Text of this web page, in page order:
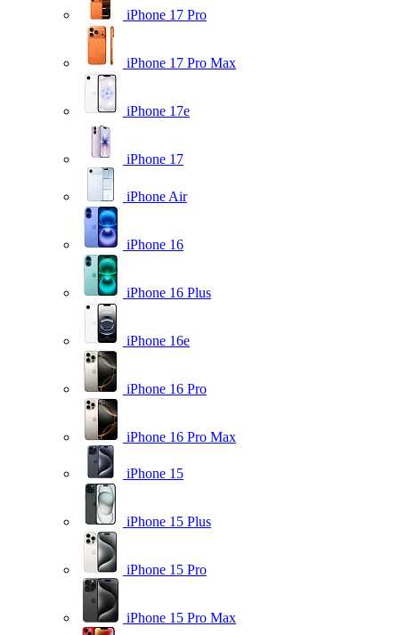
iPhone 17 Pro
iPhone 17 Pro Max
iPhone 17e
iPhone 17
iPhone Air
iPhone 16
iPhone 16 Plus
iPhone 16e
iPhone 16 Pro
iPhone 16 Pro Max
iPhone 15
iPhone 15 Plus
iPhone 15 Pro
iPhone 15 Pro Max